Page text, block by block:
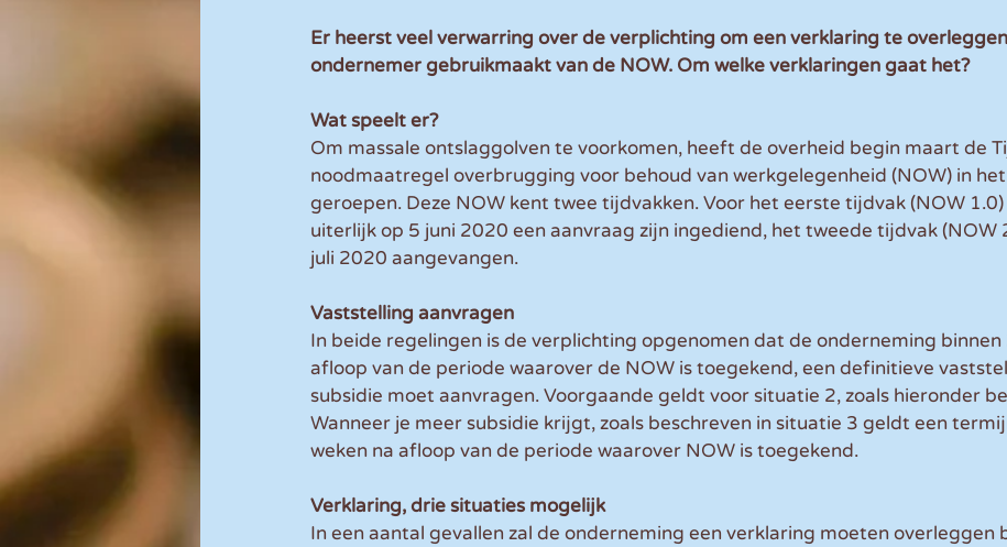
Er heerst veel verwarring over de verplichting om een verklaring te
ondernemer gebruikmaakt van de NOW. Om welke verklaringen gaat het?
Wat speelt er?
Om massale ontslaggolven te voorkomen, heeft de overheid begin maart de
noodmaatregel overbrugging voor behoud van werkgelegenheid (NOW) in
geroepen. Deze NOW kent twee tijdvakken. Voor het eerste tijdvak (NOW
uiterlijk op 5 juni 2020 een aanvraag zijn ingediend, het tweede tijdvak (NOW
juli 2020 aangevangen.
Vaststelling aanvragen
In beide regelingen is de verplichting opgenomen dat de onderneming binnen
afloop van de periode waarover de NOW is toegekend, een definitieve
subsidie moet aanvragen. Voorgaande geldt voor situatie 2, zoals hieronder
Wanneer je meer subsidie krijgt, zoals beschreven in situatie 3 geldt een
weken na afloop van de periode waarover NOW is toegekend.
Verklaring, drie situaties mogelijk
In een aantal gevallen zal de onderneming een verklaring moeten overleggen